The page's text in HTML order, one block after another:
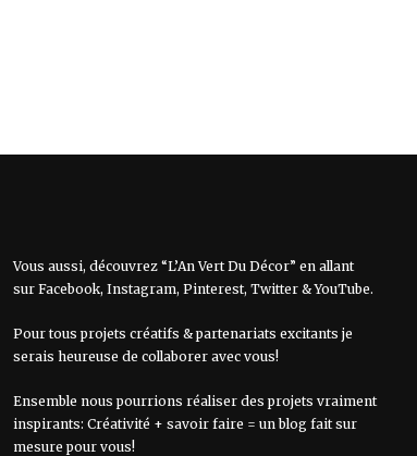
Vous aussi, découvrez “L’An Vert Du Décor” en allant
sur Facebook, Instagram, Pinterest, Twitter &YouTube.
Pour tous projets créatifs & partenariats excitants je
serais heureuse de collaborer avec vous!
Ensemble nous pourrions réaliser des projets vraiment
inspirants: Créativité + savoir faire = un blog fait sur
mesure pour vous!